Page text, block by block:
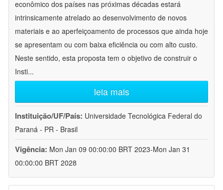
econômico dos países nas próximas décadas estará
intrinsicamente atrelado ao desenvolvimento de novos
materiais e ao aperfeiçoamento de processos que ainda hoje
se apresentam ou com baixa eficiência ou com alto custo.
Neste sentido, esta proposta tem o objetivo de construir o
Insti...
leia mais
Instituição/UF/País: Universidade Tecnológica Federal do
Paraná - PR - Brasil
Vigência: Mon Jan 09 00:00:00 BRT 2023-Mon Jan 31
00:00:00 BRT 2028